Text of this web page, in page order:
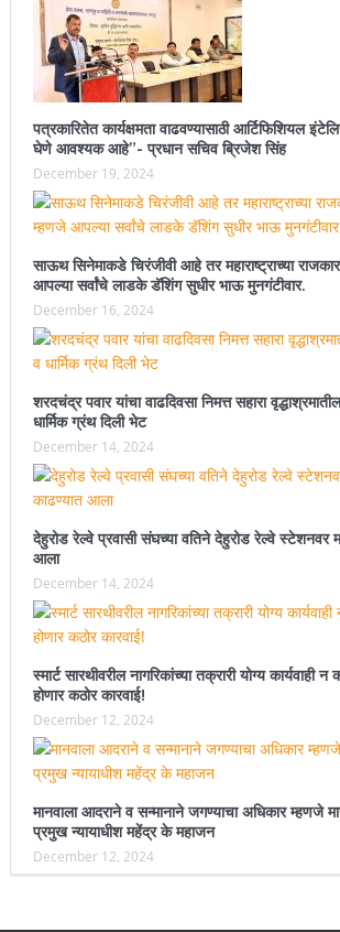
पत्रकारितेत कार्यक्षमता वाढवण्यासाठी आर्टिफिशियल
घेणे आवश्यक आहे”- प्रधान सचिव ब्रिजेश सिंह
December 19, 2024
साऊथ सिनेमाकडे चिरंजीवी आहे तर महाराष्ट्राच्या
आपल्या सर्वांचे लाडके डॅशिंग सुधीर भाऊ मुनगंटीवार.
December 16, 2024
शरदचंद्र पवार यांचा वाढदिवसा निमत्त सहारा
धार्मिक ग्रंथ दिली भेट
December 14, 2024
देहुरोड रेल्वे प्रवासी संघच्या वतिने देहुरोड रेल्वे स्टेशनवर
आला
December 14, 2024
स्मार्ट सारथीवरील नागरिकांच्या तक्रारी योग्य कार्यवाही
होणार कठोर कारवाई!
December 12, 2024
मानवाला आदराने व सन्मानाने जगण्याचा अधिकार म्हणजे
प्रमुख न्यायाधीश महेंद्र के महाजन
December 12, 2024